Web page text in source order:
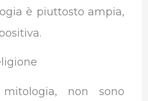
è piuttosto ampia,
non sono